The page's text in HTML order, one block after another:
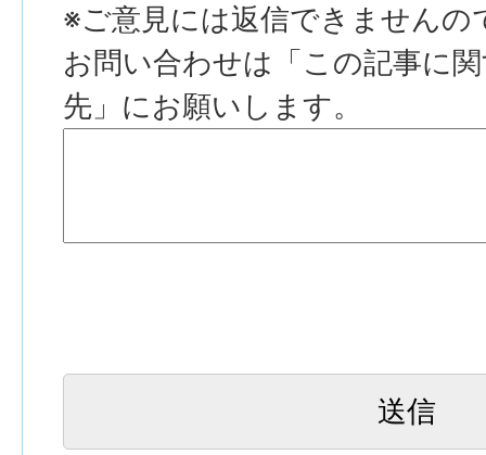
※ご意見には返信できませんの
お問い合わせは「この記事に
先」にお願いします。